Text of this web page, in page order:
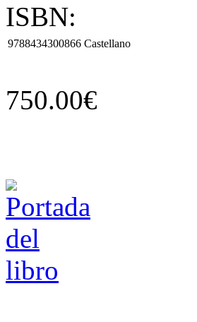
ISBN:
9788434300866 Castellano
750.00€